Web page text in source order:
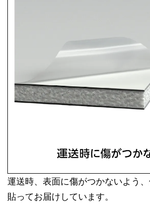
運送時、表面に傷がつかないよう
貼ってお届けしています。